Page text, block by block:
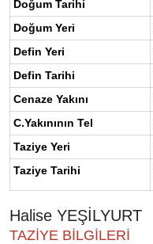
Doğum Tarihi
Doğum Yeri
Defin Yeri
Defin Tarihi
Cenaze Yakını
C.Yakınının Tel
Taziye Yeri
Taziye Tarihi
Halise YEŞİLYURT
TAZİYE BİLGİLERİ